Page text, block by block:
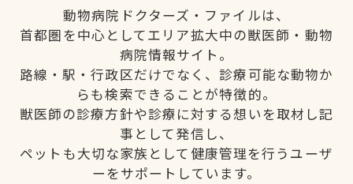
動物病院ドクターズ・ファイルは、
首都圏を中心としてエリア拡大中の獣医師・動物
病院情報サイト。
路線・駅・行政区だけでなく、診療可能な動物か
らも検索できることが特徴的。
獣医師の診療方針や診療に対する想いを取材し記
事として発信し、
ペットも大切な家族として健康管理を行うユーザ
ーをサポートしています。